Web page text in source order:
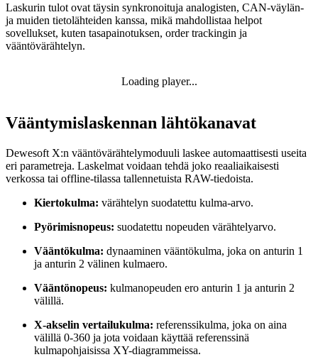
Laskurin tulot ovat täysin synkronoituja analogisten, CAN-väylän-
ja muiden tietolähteiden kanssa, mikä mahdollistaa helpot
sovellukset, kuten tasapainotuksen, order trackingin ja
vääntövärähtelyn.
Loading player...
Vääntymislaskennan lähtökanavat
Dewesoft X:n vääntövärähtelymoduuli laskee automaattisesti useita
eri parametreja. Laskelmat voidaan tehdä joko reaaliaikaisesti
verkossa tai offline-tilassa tallennetuista RAW-tiedoista.
Kiertokulma: värähtelyn suodatettu kulma-arvo.
Pyörimisnopeus: suodatettu nopeuden värähtelyarvo.
Vääntökulma: dynaaminen vääntökulma, joka on anturin 1
ja anturin 2 välinen kulmaero.
Vääntönopeus: kulmanopeuden ero anturin 1 ja anturin 2
välillä.
X-akselin vertailukulma: referenssikulma, joka on aina
välillä 0-360 ja jota voidaan käyttää referenssinä
kulmapohjaisissa XY-diagrammeissa.